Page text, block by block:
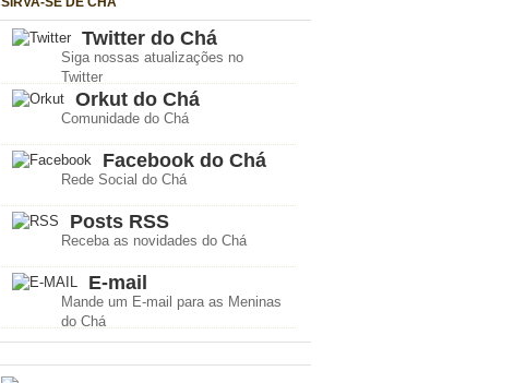
Twitter do Chá
Siga nossas atualizações no
Twitter
Orkut do Chá
Comunidade do Chá
Facebook do Chá
Rede Social do Chá
Posts RSS
Receba as novidades do Chá
E-mail
Mande um E-mail para as Meninas
do Chá